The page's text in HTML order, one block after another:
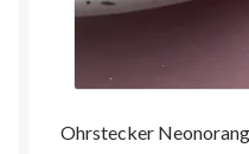
Ohrstecker